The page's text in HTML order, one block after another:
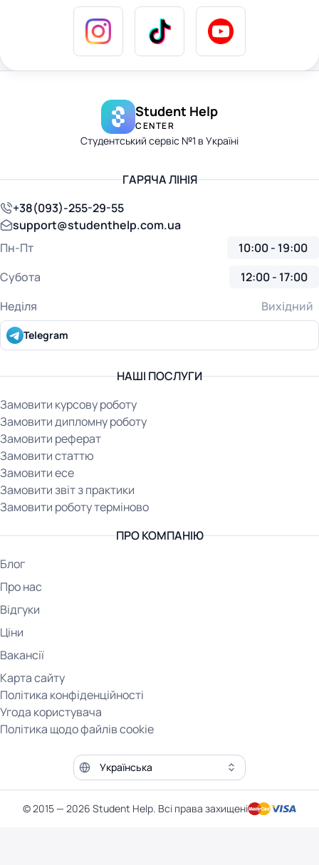
Student Help
CENTER
Студентський сервіс №1 в Україні
НАШІ ПОСЛУГИ
Замовити курсову роботу
Замовити дипломну роботу
Замовити реферат
Замовити статтю
Замовити есе
Замовити звіт з практики
Замовити роботу терміново
ПРО КОМПАНІЮ
Блог
Про нас
Відгуки
Ціни
Вакансії
Карта сайту
Політика конфіденційності
Угода користувача
Політика щодо файлів cookie
ГАРЯЧА ЛІНІЯ
+38(093)-255-29-55
support@studenthelp.com.ua
Пн-Пт
10:00 - 19:00
Субота
12:00 - 17:00
Неділя
Вихідний
Telegram
Мова сайту
© 2015 — 2026 Student Help. Всі права захищені